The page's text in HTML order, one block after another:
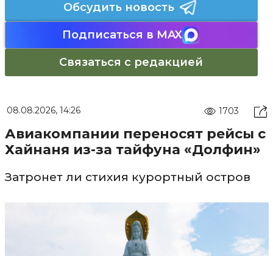
Обсудить новость
Подписаться в MAX
Связаться с редакцией
08.08.2026, 14:26 1703
Авиакомпании переносят рейсы с
Хайнаня из-за тайфуна «Долфин»
Затронет ли стихия курортный остров